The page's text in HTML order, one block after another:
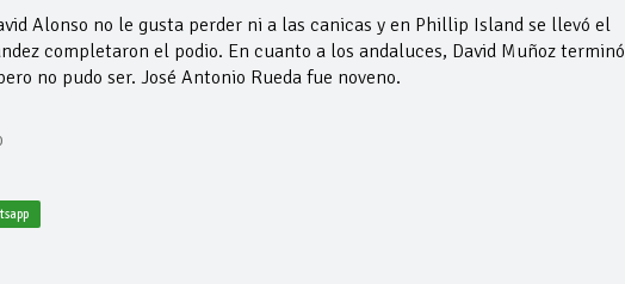
Alonso no le gusta perder ni a las canicas y en Phillip Island se llevó el
completaron el podio. En cuanto a los andaluces, David Muñoz terminó
no pudo ser. José Antonio Rueda fue noveno.